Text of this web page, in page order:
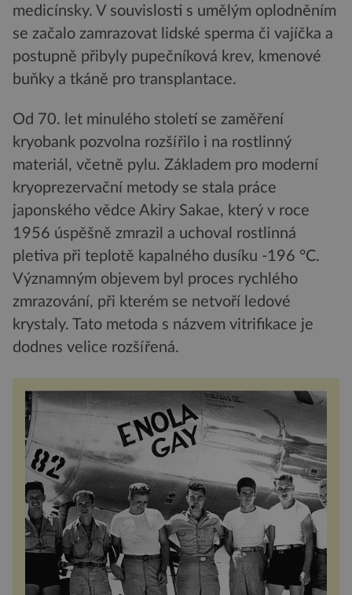
medicínsky. V souvislosti s umělým oplodněním
se začalo zamrazovat lidské sperma či vajíčka a
postupně přibyly pupečníková krev, kmenové
buňky a tkáně pro transplantace.
Od 70. let minulého století se zaměření
kryobank pozvolna rozšířilo i na rostlinný
materiál, včetně pylu. Základem pro moderní
kryoprezervační metody se stala práce
japonského vědce Akiry Sakae, který v roce
1956 úspěšně zmrazil a uchoval rostlinná
pletiva při teplotě kapalného dusíku -196 °C.
Významným objevem byl proces rychlého
zmrazování, při kterém se netvoří ledové
krystaly. Tato metoda s názvem vitrifikace je
dodnes velice rozšířená.